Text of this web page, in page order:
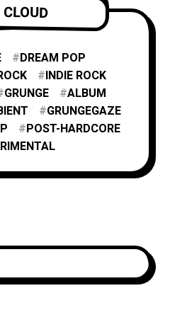
DREAM POP
INDIE ROCK
GRUNGE
ALBUM
GRUNGEGAZE
POST-HARDCORE